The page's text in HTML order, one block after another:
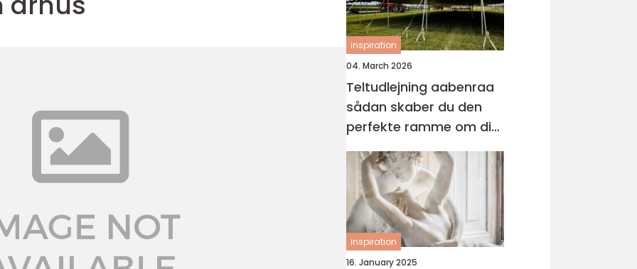
inspiration
04. March 2026
Teltudlejning aabenraa
sådan skaber du den
perfekte ramme om din
fest
inspiration
16. January 2025